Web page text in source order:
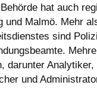
hat auch
und Malmö. Mehr
sind
darunter
und